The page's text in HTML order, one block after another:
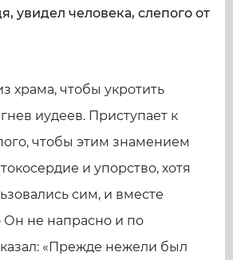
увидел человека, слепого от
храма, чтобы укротить
иудеев. Приступает к
чтобы этим знамением
и упорство, хотя
сим, и вместе
Он не напрасно и по
«Прежде нежели был